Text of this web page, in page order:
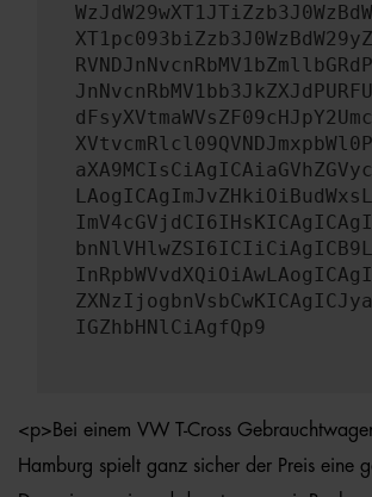
IGZhbHNlCiAgfQp9
<p>Bei einem VW T-Cross
Hamburg spielt ganz sicher der Preis eine